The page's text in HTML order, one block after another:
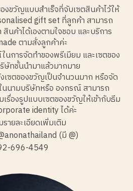
งขวัญแบบสำเร็จที่จับเซตสินค้าไว้ให้
gift set ที่ลูกค้า สามารถ
นค้าได้เองตามใจชอบ และบริการ
ตามสั่งลูกค้าค่ะ
การจัดทำของพรีเมียม และเซตของ
ทชั้นนำมาแล้วมากมาย
ซตของขวัญเป็นจำนวนมาก หรือจัด
นนามบริษัทหรือ องกรณ์ สามารถ
รื่องรูปแบบเซตของขวัญให้เข้ากับธีม
identity ได้ค่ะ
ายละเอียดเพิ่มเติม
(มี @)
696-4549